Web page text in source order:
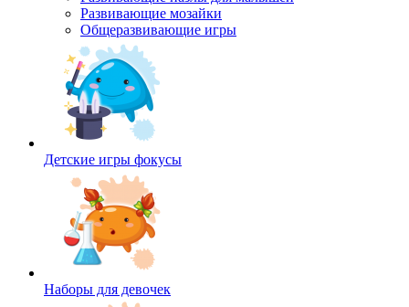
Развивающие мозайки
Общеразвивающие игры
Детские игры фокусы
Наборы для девочек